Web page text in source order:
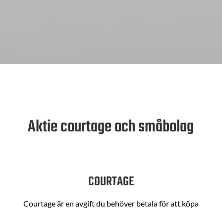
Aktie courtage och småbolag
COURTAGE
Courtage är en avgift du behöver betala för att köpa